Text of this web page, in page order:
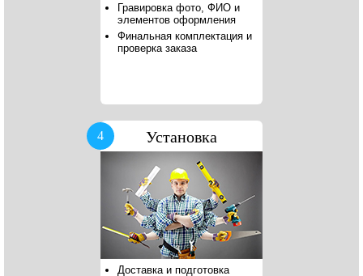
Гравировка фото, ФИО и
элементов оформления
Финальная комплектация и
проверка заказа
4 Установка
Доставка и подготовка